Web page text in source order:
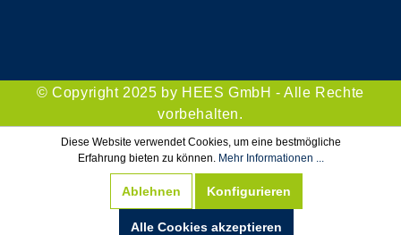
© Copyright 2025 by HEES GmbH - Alle Rechte
vorbehalten.
Diese Website verwendet Cookies, um eine bestmögliche
Erfahrung bieten zu können. Mehr Informationen ...
Ablehnen Konfigurieren
Alle Cookies akzeptieren